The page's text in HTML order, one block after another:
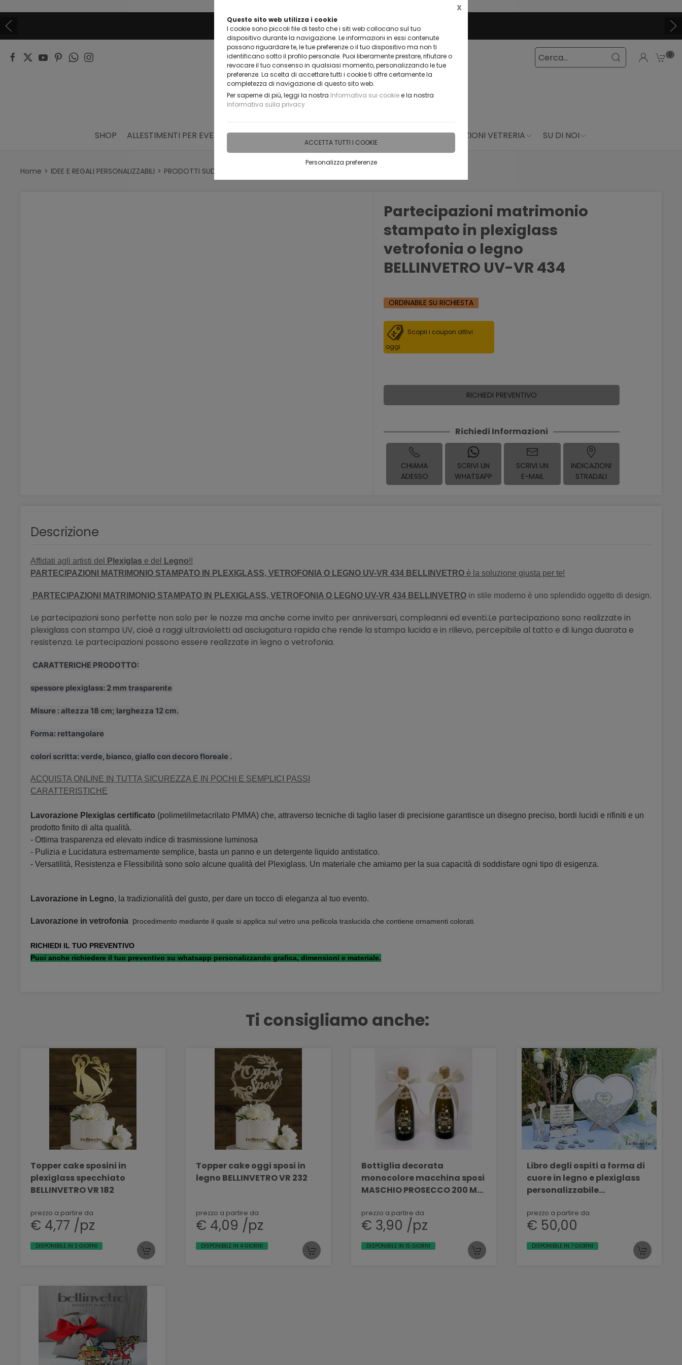
Questo sito web utilizza i cookie
I cookie sono piccoli file di testo che i siti web collocano sul tuo
dispositivo durante la navigazione. Le informazioni in essi contenute
possono riguardare te, le tue preferenze o il tuo dispositivo ma non ti
identificano sotto il profilo personale. Puoi liberamente prestare, rifiutare o
revocare il tuo consenso in qualsiasi momento, personalizzando le tue
preferenze. La scelta di accettare tutti i cookie ti offre certamente la
completezza di navigazione di questo sito web.
Per saperne di più, leggi la nostra Informativa sui cookiee la nostra
Informativa sulla privacy
ACCETTA TUTTI I COOKIE
Personalizza preferenze
X
VUOI DIVENTARE UN NOSTRO RIVENDITORE?
CONTATTACI
0
SHOP ALLESTIMENTI PER EVENTI IDEE PERSONALIZZABILI RECENSIONI HORECA PRODUZIONI VETRERIA SU DI NOI
Home IDEE E REGALI PERSONALIZZABILI PRODOTTI SUDDIVISI PER EVENTI E RICORRENZE
Partecipazioni matrimonio
stampato in plexiglass
vetrofonia o legno
BELLINVETRO UV-VR 434
ORDINABILE SU RICHIESTA
Scopri i coupon attivi
oggi
RICHIEDI PREVENTIVO
Richiedi Informazioni
CHIAMA
ADESSO
SCRIVI UN
WHATSAPP
SCRIVI UN
E-MAIL
INDICAZIONI
STRADALI
Descrizione
Affidati agli artisti del Plexiglas e del Legno!!
PARTECIPAZIONI MATRIMONIO STAMPATO IN PLEXIGLASS, VETROFONIA O LEGNO UV-VR 434 BELLINVETRO è la soluzione giusta per te!
PARTECIPAZIONI MATRIMONIO STAMPATO IN PLEXIGLASS, VETROFONIA O LEGNO UV-VR 434 BELLINVETRO in stile moderno è uno splendido oggetto di design.
Le partecipazioni sono perfette non solo per le nozze ma anche come invito per anniversari, compleanni ed eventi.Le partecipaziono sono realizzate in
plexiglass con stampa UV, cioè a raggi ultravioletti ad asciugatura rapida che rende la stampa lucida e in rilievo, percepibile al tatto e di lunga duarata e
resistenza. Le partecipazioni possono essere realizzate in legno o vetrofonia.
CARATTERICHE PRODOTTO:
spessore plexiglass: 2 mm trasparente
Misure : altezza 18 cm; larghezza 12 cm.
Forma: rettangolare
colori scritta: verde, bianco, giallo con decoro floreale .
ACQUISTA ONLINE IN TUTTA SICUREZZA E IN POCHI E SEMPLICI PASSI
CARATTERISTICHE
Lavorazione Plexiglas certificato (polimetilmetacrilato PMMA) che, attraverso tecniche di taglio laser di precisione garantisce un disegno preciso, bordi lucidi e rifiniti e un
prodotto finito di alta qualità.
- Ottima trasparenza ed elevato indice di trasmissione luminosa
- Pulizia e Lucidatura estremamente semplice, basta un panno e un detergente liquido antistatico.
- Versatilità, Resistenza e Flessibilità sono solo alcune qualità del Plexiglass. Un materiale che amiamo per la sua capacità di soddisfare ogni tipo di esigenza.
Lavorazione in Legno, la tradizionalità del gusto, per dare un tocco di eleganza al tuo evento.
Lavorazione in vetrofonia procedimento mediante il quale si applica sul vetro una pellicola traslucida che contiene ornamenti colorati.
RICHIEDI IL TUO PREVENTIVO
Puoi anche richiedere il tuo preventivo su whatsapp personalizzando grafica, dimensioni e materiale.
Ti consigliamo anche:
Topper cake sposini in
plexiglass specchiato
BELLINVETRO VR 182
prezzo a partire da
€ 4,77 /pz
DISPONIBILE IN 3 GIORNI
Topper cake oggi sposi in
legno BELLINVETRO VR 232
prezzo a partire da
€ 4,09 /pz
DISPONIBILE IN 4 GIORNI
Bottiglia decorata
monocolore macchina sposi
MASCHIO PROSECCO 200 ML
prezzo a partire da
€ 3,90 /pz
DISPONIBILE IN 15 GIORNI
Libro degli ospiti a forma di
cuore in legno e plexiglass
personalizzabile
prezzo a partire da
€ 50,00
DISPONIBILE IN 7 GIORNI